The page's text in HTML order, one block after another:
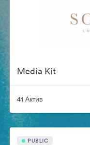
Media Kit
41 Актив
PUBLIC